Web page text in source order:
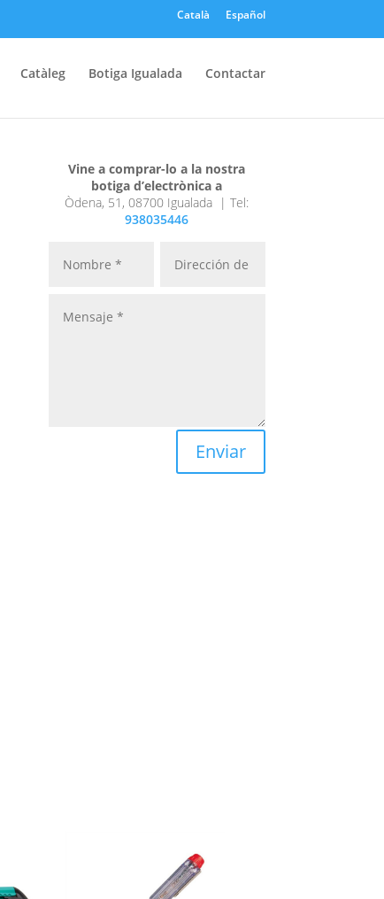
Català Español
Catàleg Botiga Igualada Contactar
Vine a comprar-lo a la nostra
botiga d’electrònica a
Òdena, 51, 08700 Igualada |Tel:
938035446
Enviar